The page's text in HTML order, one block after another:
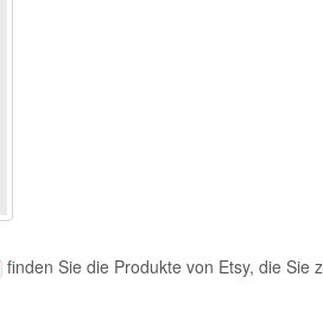
finden Sie die Produkte von Etsy, die Sie